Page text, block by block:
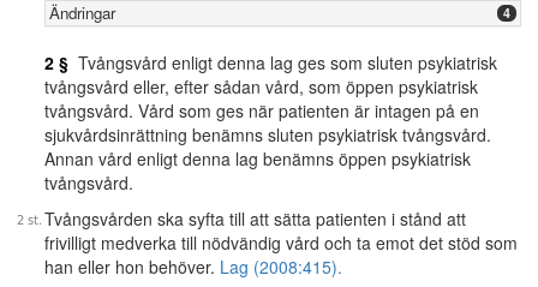
Ändringar 4
2 § Tvångsvård enligt denna lag ges som sluten psykiatrisk
tvångsvård eller, efter sådan vård, som öppen psykiatrisk
tvångsvård. Vård som ges när patienten är intagen på en
sjukvårdsinrättning benämns sluten psykiatrisk tvångsvård.
Annan vård enligt denna lag benämns öppen psykiatrisk
tvångsvård.
Tvångsvården ska syfta till att sätta patienten i stånd att
frivilligt medverka till nödvändig vård och ta emot det stöd som
han eller hon behöver. Lag (2008:415).